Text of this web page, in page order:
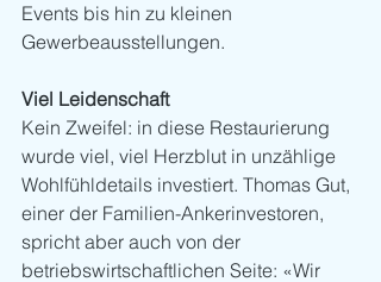
Events bis hin zu kleinen
Gewerbeausstellungen.
Viel Leidenschaft
Kein Zweifel: in diese Restaurierung
wurde viel, viel Herzblut in unzählige
Wohlfühldetails investiert. Thomas Gut,
einer der Familien-Ankerinvestoren,
spricht aber auch von der
betriebswirtschaftlichen Seite: «Wir